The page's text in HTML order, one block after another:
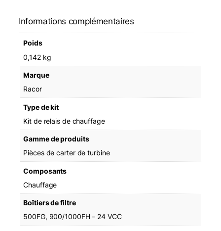
o
r
1
6
e
e
Informations complémentaires
Poids
0,142 kg
Marque
Racor
Type de kit
Kit de relais de chauffage
Gamme de produits
Pièces de carter de turbine
Composants
Chauffage
Boîtiers de filtre
500FG, 900/1000FH – 24 VCC